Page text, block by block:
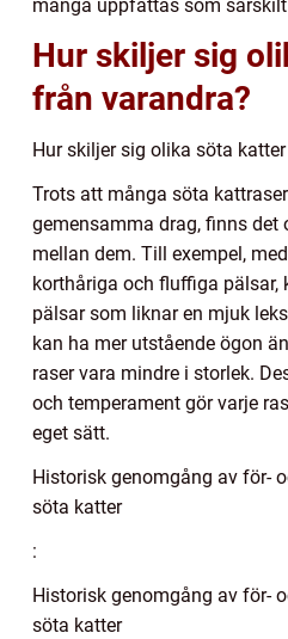
många uppfattas som
Hur skiljer sig
från varandra?
Hur skiljer sig olika söta
Trots att många söta
gemensamma drag, finns
mellan dem. Till exempel,
korthåriga och fluffiga pälsar,
pälsar som liknar en mjuk
kan ha mer utstående ögon
raser vara mindre i storlek.
och temperament gör varje
eget sätt.
Historisk genomgång av för-
söta katter
:
Historisk genomgång av för-
söta katter